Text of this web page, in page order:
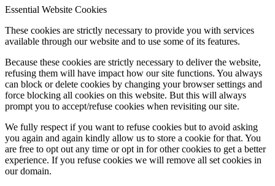
Essential Website Cookies
These cookies are strictly necessary to provide you with services
available through our website and to use some of its features.
Because these cookies are strictly necessary to deliver the website,
refusing them will have impact how our site functions. You always
can block or delete cookies by changing your browser settings and
force blocking all cookies on this website. But this will always
prompt you to accept/refuse cookies when revisiting our site.
We fully respect if you want to refuse cookies but to avoid asking
you again and again kindly allow us to store a cookie for that. You
are free to opt out any time or opt in for other cookies to get a better
experience. If you refuse cookies we will remove all set cookies in
our domain.